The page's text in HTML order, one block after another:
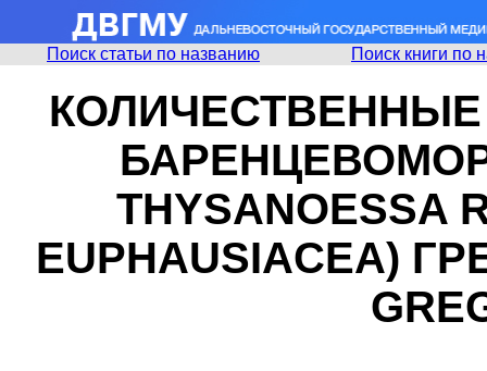
Поиск статьи по названию Поиск книги по
THYSANOESSA
EUPHAUSIACEA)